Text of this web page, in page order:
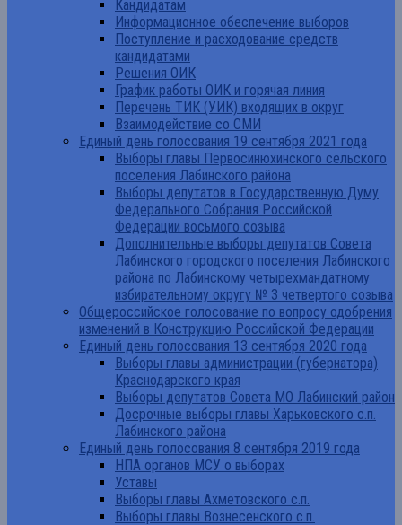
Кандидатам
Информационное обеспечение выборов
Поступление и расходование средств
кандидатами
Решения ОИК
График работы ОИК и горячая линия
Перечень ТИК (УИК) входящих в округ
Взаимодействие со СМИ
Единый день голосования 19 сентября 2021 года
Выборы главы Первосинюхинского сельского
поселения Лабинского района
Выборы депутатов в Государственную Думу
Федерального Собрания Российской
Федерации восьмого созыва
Дополнительные выборы депутатов Совета
Лабинского городского поселения Лабинского
района по Лабинскому четырехмандатному
избирательному округу № 3 четвертого созыва
Общероссийское голосование по вопросу одобрения
изменений в Конструкцию Российской Федерации
Единый день голосования 13 сентября 2020 года
Выборы главы администрации (губернатора)
Краснодарского края
Выборы депутатов Совета МО Лабинский район
Досрочные выборы главы Харьковского с.п.
Лабинского района
Единый день голосования 8 сентября 2019 года
НПА органов МСУ о выборах
Уставы
Выборы главы Ахметовского с.п.
Выборы главы Вознесенского с.п.